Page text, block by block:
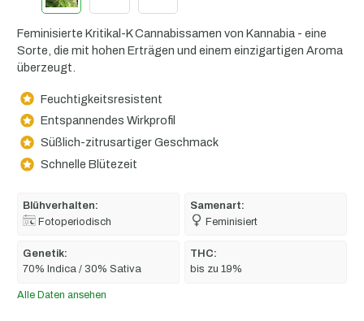
Feminisierte Kritikal-K Cannabissamen von Kannabia - eine
Sorte, die mit hohen Erträgen und einem einzigartigen Aroma
überzeugt.
Feuchtigkeitsresistent
Entspannendes Wirkprofil
Süßlich-zitrusartiger Geschmack
Schnelle Blütezeit
Blühverhalten:
Fotoperiodisch
Samenart:
Feminisiert
Genetik:
70% Indica / 30% Sativa
THC:
bis zu 19%
Alle Daten ansehen